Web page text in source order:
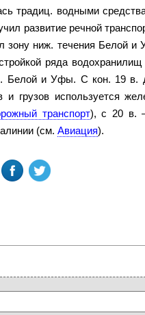
традиц. водными
развитие речной
зону ниж. течения Белой
ряда водохранилищ
Белой и Уфы. С кон. 19 в.
и грузов используется
транспорт), с 20 в.
(см. Авиация).